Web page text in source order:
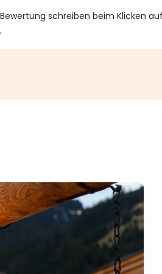
schreiben beim Klicken